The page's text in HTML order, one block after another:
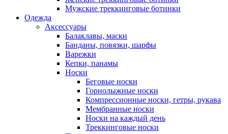
Мужские треккинговые ботинки
Одежда
Аксессуары
Балаклавы, маски
Банданы, повязки, шарфы
Варежки
Кепки, панамы
Носки
Беговые носки
Горнолыжные носки
Компрессионные носки, гетры, рукава
Мембранные носки
Носки на каждый день
Треккинговые носки